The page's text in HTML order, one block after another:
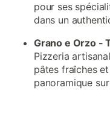
pour ses
dans un
Grano e Orzo -
Pizzeria
pâtes fraîches
panoramique